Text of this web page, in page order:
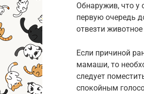
Обнаружив, что у
первую очередь
отвезти
Если причиной
мамаши, то
следует
спокойным